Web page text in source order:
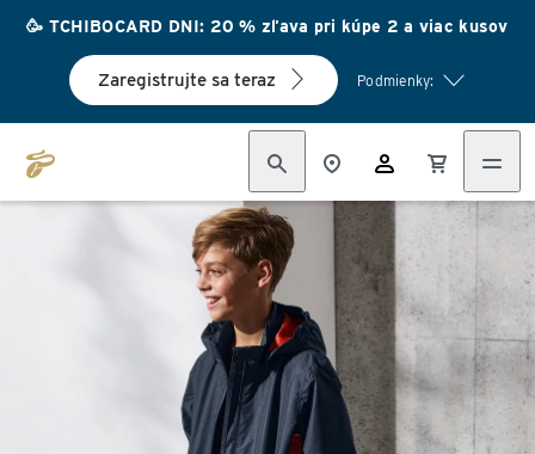
🥳 TCHIBOCARD DNI: 20 % zľava pri kúpe 2 a viac kusov
Zaregistrujte sa teraz Podmienky: